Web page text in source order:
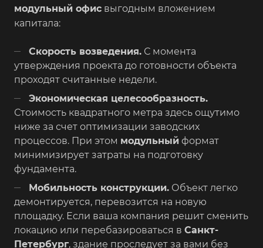
модульный офис выгодным вложением
капитала:
Скорость возведения. С момента
утверждения проекта до готовности объекта
проходят считанные недели.
Экономическая целесообразность.
Стоимость квадратного метра здесь ощутимо
ниже за счет оптимизации заводских
процессов. При этом модульный формат
минимизирует затраты на подготовку
фундамента.
Мобильность конструкции. Объект легко
демонтируется, перевозится на новую
площадку. Если ваша компания решит сменить
локацию или перебазироваться в Санкт-
Петербург, здание проследует за вами без